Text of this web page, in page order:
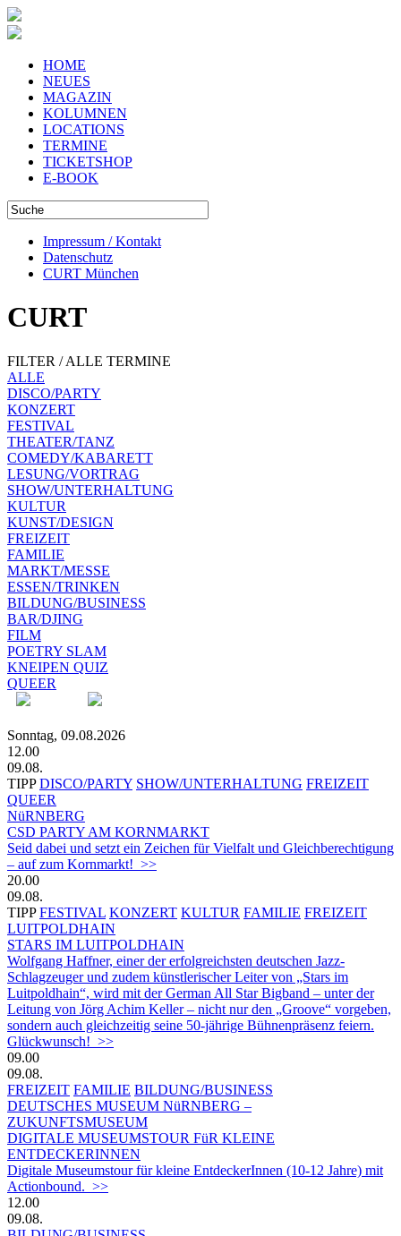
HOME
NEUES
MAGAZIN
KOLUMNEN
LOCATIONS
TERMINE
TICKETSHOP
E-BOOK
Impressum / Kontakt
Datenschutz
CURT München
CURT
FILTER / ALLE TERMINE
ALLE
DISCO/PARTY
KONZERT
FESTIVAL
THEATER/TANZ
COMEDY/KABARETT
LESUNG/VORTRAG
SHOW/UNTERHALTUNG
KULTUR
KUNST/DESIGN
FREIZEIT
FAMILIE
MARKT/MESSE
ESSEN/TRINKEN
BILDUNG/BUSINESS
BAR/DJING
FILM
POETRY SLAM
KNEIPEN QUIZ
QUEER
Sonntag, 09.08.2026
12.00
09.08.
TIPP DISCO/PARTY SHOW/UNTERHALTUNG FREIZEIT
QUEER
NüRNBERG
CSD PARTY AM KORNMARKT
Seid dabei und setzt ein Zeichen für Vielfalt und Gleichberechtigung
– auf zum Kornmarkt! >>
20.00
09.08.
TIPP FESTIVAL KONZERT KULTUR FAMILIE FREIZEIT
LUITPOLDHAIN
STARS IM LUITPOLDHAIN
Wolfgang Haffner, einer der erfolgreichsten deutschen Jazz-
Schlagzeuger und zudem künstlerischer Leiter von „Stars im
Luitpoldhain“, wird mit der German All Star Bigband – unter der
Leitung von Jörg Achim Keller – nicht nur den „Groove“ vorgeben,
sondern auch gleichzeitig seine 50-jährige Bühnenpräsenz feiern.
Glückwunsch! >>
09.00
09.08.
FREIZEIT FAMILIE BILDUNG/BUSINESS
DEUTSCHES MUSEUM NüRNBERG –
ZUKUNFTSMUSEUM
DIGITALE MUSEUMSTOUR FüR KLEINE
ENTDECKERINNEN
Digitale Museumstour für kleine EntdeckerInnen (10-12 Jahre) mit
Actionbound. >>
12.00
09.08.